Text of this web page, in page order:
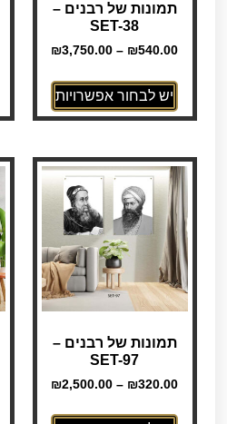
תמונות של רבנים –
SET-38
₪540.00
–
₪3,750.00
יש לבחור אפשרויות
תמונות של רבנים –
SET-97
₪320.00
–
₪2,500.00